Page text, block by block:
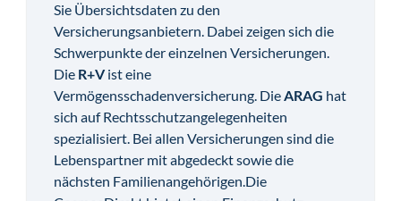
Sie Übersichtsdaten zu den
Versicherungsanbietern. Dabei zeigen sich die
Schwerpunkte der einzelnen Versicherungen.
Die R+Vist eine
Vermögensschadenversicherung. DieARAG hat
sich auf Rechtsschutzangelegenheiten
spezialisiert. Bei allen Versicherungen sind die
Lebenspartner mit abgedeckt sowie die
nächsten Familienangehörigen.Die